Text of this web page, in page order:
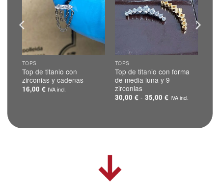
TOPS
Top de titanio con
zirconias y cadenas
16,00 € IVA incl.
TOPS
Top de titanio con forma
de media luna y 9
zirconias
30,00 € - 35,00 €Rango
de
hasta
IVA incl.